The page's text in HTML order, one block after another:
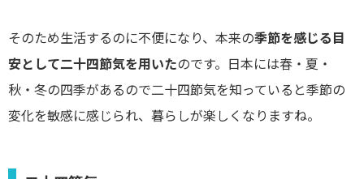
そのため生活するのに不便になり、本来の季節を感じる目
安として二十四節気を用いたのです。日本には春・夏・
秋・冬の四季があるので二十四節気を知っていると季節の
変化を敏感に感じられ、暮らしが楽しくなりますね。